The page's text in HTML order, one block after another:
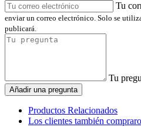
Tu
enviar un correo electrónico. Solo se
publicará.
Tu
Añadir una pregunta
Productos Relacionados
Los clientes también